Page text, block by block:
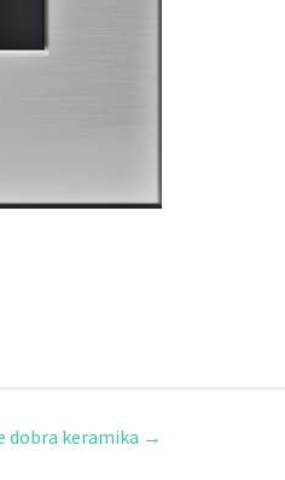
dobra keramika →